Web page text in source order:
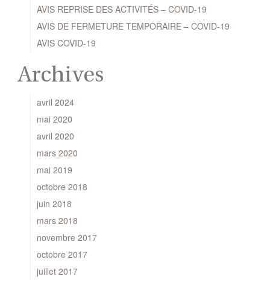
AVIS REPRISE DES ACTIVITÉS – COVID-19
AVIS DE FERMETURE TEMPORAIRE – COVID-19
AVIS COVID-19
Archives
avril 2024
mai 2020
avril 2020
mars 2020
mai 2019
octobre 2018
juin 2018
mars 2018
novembre 2017
octobre 2017
juillet 2017